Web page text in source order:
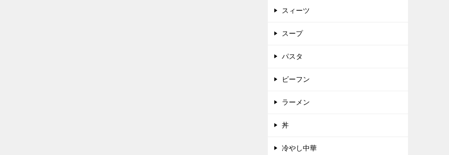
スィーツ
スープ
パスタ
ビーフン
ラーメン
丼
冷やし中華